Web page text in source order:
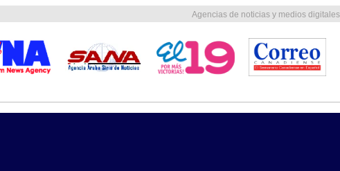
Agencias de noticias y medios digitales